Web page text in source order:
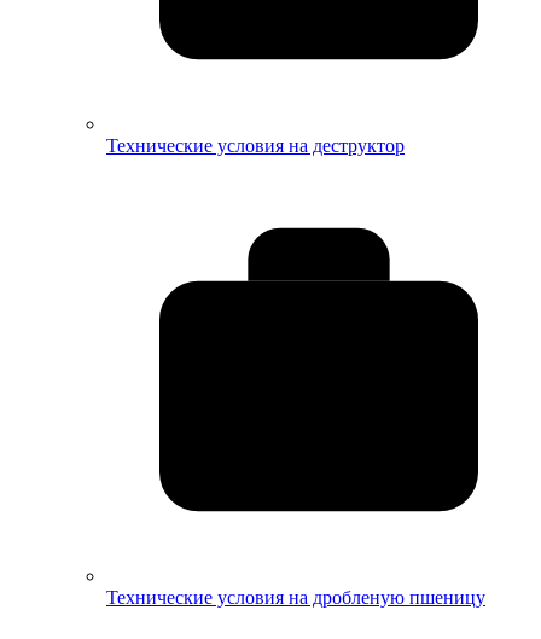
Технические условия на деструктор
Технические условия на дробленую пшеницу